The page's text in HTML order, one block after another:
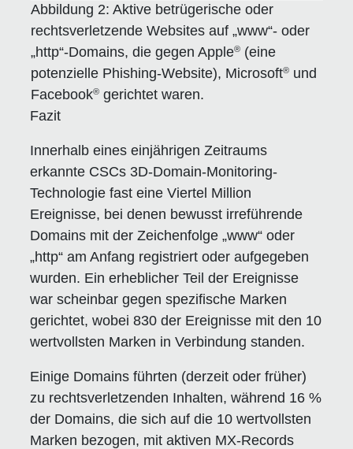
Abbildung 2: Aktive betrügerische oder
rechtsverletzende Websites auf „www“- oder
„http“-Domains, die gegen Apple®(eine
potenzielle Phishing-Website), Microsoft®und
Facebook®gerichtet waren.
Fazit
Innerhalb eines einjährigen Zeitraums
erkannte CSCs 3D-Domain-Monitoring-
Technologie fast eine Viertel Million
Ereignisse, bei denen bewusst irreführende
Domains mit der Zeichenfolge „www“ oder
„http“ am Anfang registriert oder aufgegeben
wurden. Ein erheblicher Teil der Ereignisse
war scheinbar gegen spezifische Marken
gerichtet, wobei 830 der Ereignisse mit den 10
wertvollsten Marken in Verbindung standen.
Einige Domains führten (derzeit oder früher)
zu rechtsverletzenden Inhalten, während 16 %
der Domains, die sich auf die 10 wertvollsten
Marken bezogen, mit aktiven MX-Records